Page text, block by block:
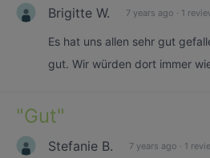
Brigitte W. 7 years ago · 1
Es hat uns allen sehr gut
gut. Wir würden dort immer
"Gut"
Stefanie B. 7 years ago · 1